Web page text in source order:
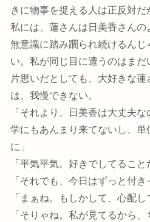
きに物事を捉える人は正反対だ
私には、蓮さんは日美香さんの
無意識に踏み躙られ続けるん
い。私が同じ目に遭うのはま
片思いだとしても、大好きな
は、我慢できない。
「それより、日美香は大丈夫
学にもあんまり来てないし、
に」
「平気平気。好きでしてること
「それでも、今日はずっと付
「まぁね。もしかして、心配し
「そりゃね。私が見てるから